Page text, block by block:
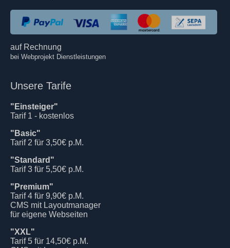
auf Rechnung
bei Webprojekt Dienstleistungen
Unsere Tarife
"Einsteiger"
Tarif 1 - kostenlos
"Basic"
Tarif 2 für 3,50€ p.M.
"Standard"
Tarif 3 für 5,50€ p.M.
"Premium"
Tarif 4 für 9,90€ p.M.
CMS mit Layoutmanager
für eigene Webseiten
"XXL"
Tarif 5 für 14,50€ p.M.